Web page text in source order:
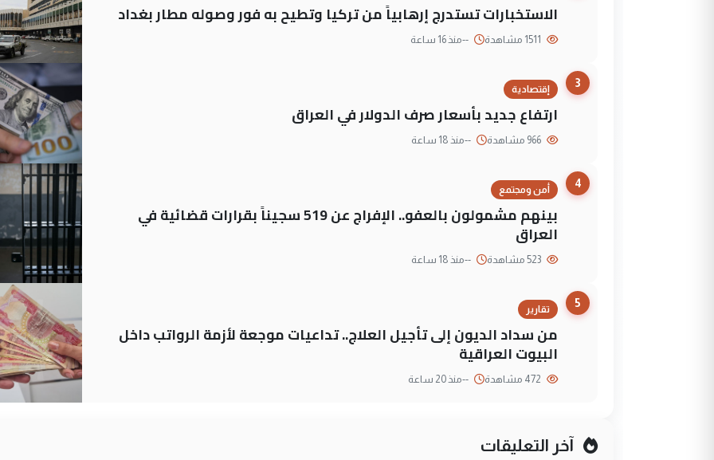
الاستخبارات تستدرج إرهابياً من تركيا وتطيح به فور وصوله مطار بغداد
--منذ 16 ساعة
3
إقتصادية
ارتفاع جديد بأسعار صرف الدولار في العراق
--منذ 18 ساعة
4
أمن ومجتمع
بينهم مشمولون بالعفو.. الإفراج عن 519 سجيناً بقرارات قضائية في
العراق
--منذ 18 ساعة
5
تقارير
من سداد الديون إلى تأجيل العلاج.. تداعيات موجعة لأزمة الرواتب داخل
البيوت العراقية
--منذ 20 ساعة
آخر التعليقات